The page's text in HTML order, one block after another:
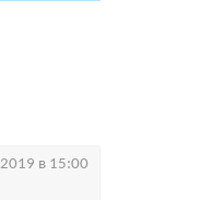
в 15:00